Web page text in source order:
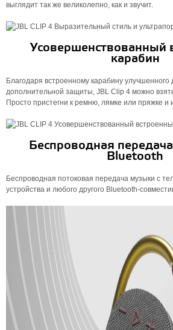
выглядит так же великолепно, как и звучит.
Усовершенствованный
карабин
Благодаря встроенному карабину улучшенного
дополнительной защиты, JBL Clip 4 можно
Просто пристегни к ремню, лямке или пряжке и
Беспроводная
Bluetooth
Беспроводная потоковая передача музыки с
устройства и любого другого Bluetooth-